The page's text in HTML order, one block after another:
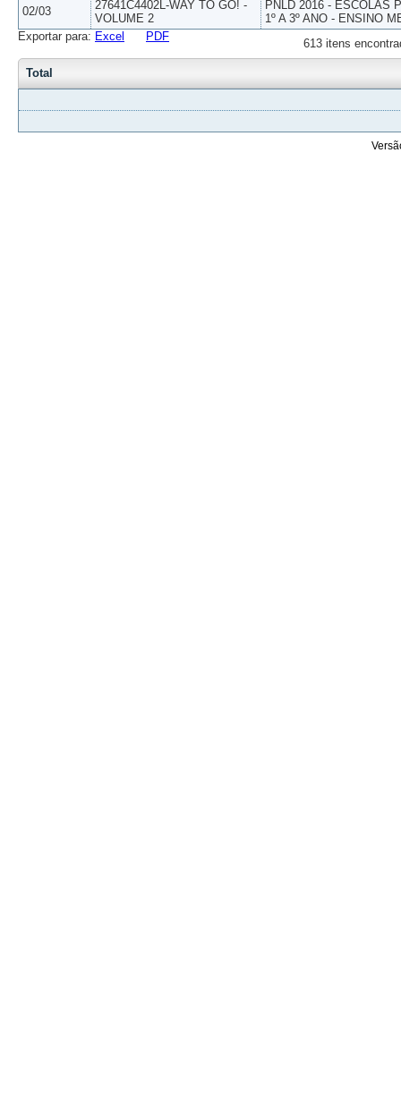
02/03
27641C4402L-WAY TO GO! -
VOLUME 2
PNLD 2016 - ESCOLAS
1º A 3º ANO - ENSINO
613 itens
Exportar para: Excel PDF
Total